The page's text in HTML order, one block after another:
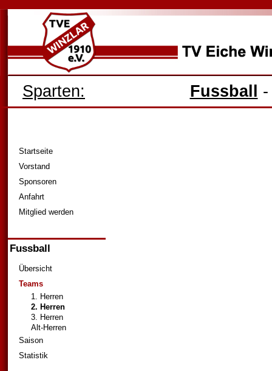
Sparten: Fussball
Startseite
Vorstand
Sponsoren
Anfahrt
Mitglied werden
Fussball
Übersicht
Teams
1. Herren
2. Herren
3. Herren
Alt-Herren
Saison
Statistik